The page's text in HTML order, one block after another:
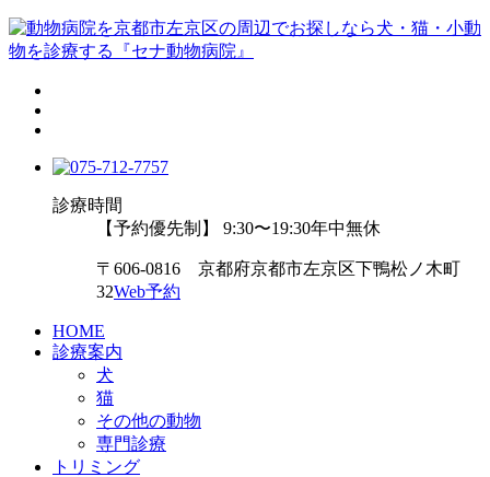
診療時間
【予約優先制】 9:30〜19:30年中無休
〒606-0816 京都府京都市左京区下鴨松ノ木町
32Web予約
HOME
診療案内
犬
猫
その他の動物
専門診療
トリミング